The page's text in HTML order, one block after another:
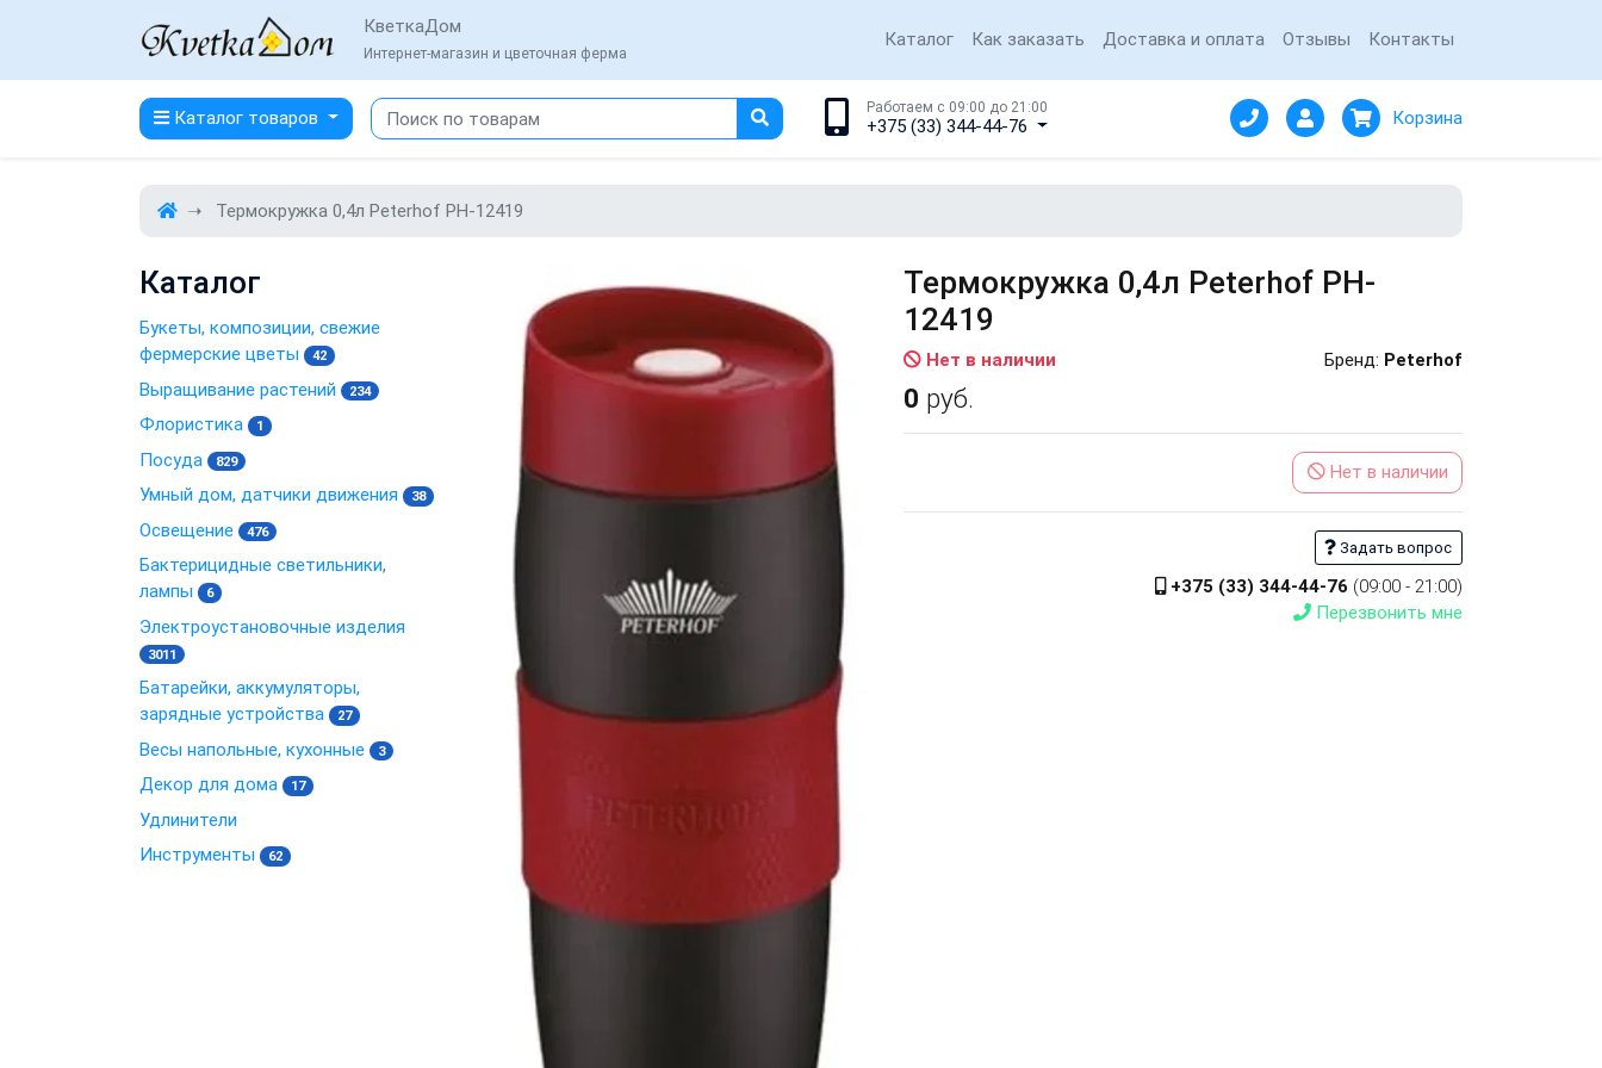
КветкаДом
Интернет-магазин и цветочная ферма
Каталог Как заказать Доставка и оплата Отзывы Контакты
Каталог товаров Работаем с 09:00 до 21:00
+375 (33) 344-44-76 Корзина
Термокружка 0,4л Peterhof PH-12419
Термокружка 0,4л Peterhof PH-
12419
Нет в наличии Бренд: Peterhof
0 руб.
Нет в наличии
Задать вопрос
+375 (33) 344-44-76 (09:00 - 21:00)
Перезвонить мне
Каталог
Букеты, композиции, свежие
фермерские цветы
42
Выращивание растений 234
Флористика 1
Посуда 829
Умный дом, датчики движения 38
Освещение 476
Бактерицидные светильники,
лампы
6
Электроустановочные изделия
3011
Батарейки, аккумуляторы,
зарядные устройства
27
Весы напольные, кухонные 3
Декор для дома 17
Удлинители
Инструменты
62